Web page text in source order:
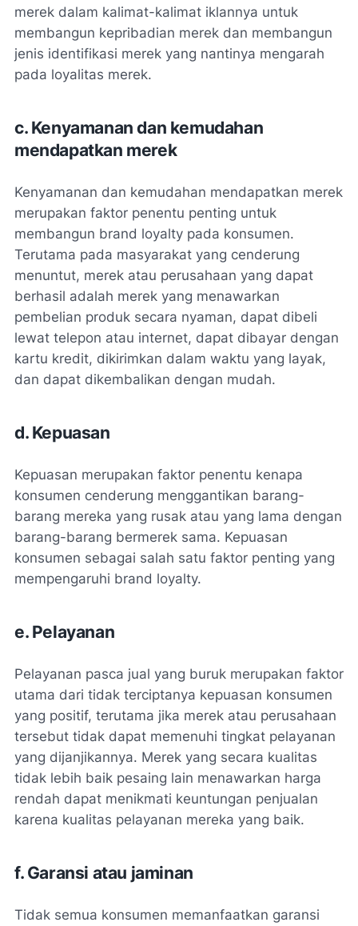
merek dalam kalimat-kalimat iklannya untuk
membangun kepribadian merek dan membangun
jenis identifikasi merek yang nantinya mengarah
pada loyalitas merek.
c. Kenyamanan dan kemudahan
mendapatkan merek
Kenyamanan dan kemudahan mendapatkan merek
merupakan faktor penentu penting untuk
membangun brand loyalty pada konsumen.
Terutama pada masyarakat yang cenderung
menuntut, merek atau perusahaan yang dapat
berhasil adalah merek yang menawarkan
pembelian produk secara nyaman, dapat dibeli
lewat telepon atau internet, dapat dibayar dengan
kartu kredit, dikirimkan dalam waktu yang layak,
dan dapat dikembalikan dengan mudah.
d. Kepuasan
Kepuasan merupakan faktor penentu kenapa
konsumen cenderung menggantikan barang-
barang mereka yang rusak atau yang lama dengan
barang-barang bermerek sama. Kepuasan
konsumen sebagai salah satu faktor penting yang
mempengaruhi brand loyalty.
e. Pelayanan
Pelayanan pasca jual yang buruk merupakan faktor
utama dari tidak terciptanya kepuasan konsumen
yang positif, terutama jika merek atau perusahaan
tersebut tidak dapat memenuhi tingkat pelayanan
yang dijanjikannya. Merek yang secara kualitas
tidak lebih baik pesaing lain menawarkan harga
rendah dapat menikmati keuntungan penjualan
karena kualitas pelayanan mereka yang baik.
f. Garansi atau jaminan
Tidak semua konsumen memanfaatkan garansi